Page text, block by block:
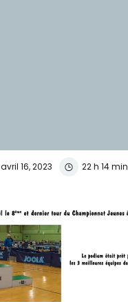
avril 16, 2023 22 h 14 min